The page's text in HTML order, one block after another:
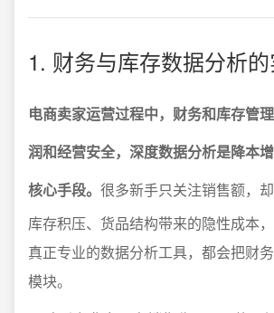
1. 财务与库存数据分析
电商卖家运营过程中，财务和库存管
润和经营安全，深度数据分析是降本
核心手段。 很多新手只关注销售额，却
库存积压、货品结构带来的隐性成本，
真正专业的数据分析工具，都会把财
模块。